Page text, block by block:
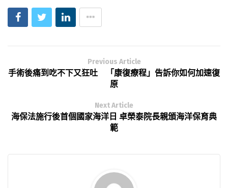
Previous Article
手術後痛到吃不下又狂吐 「康復療程」告訴你如何加速復
原
Next Article
海保法施行後首個國家海洋日 卓榮泰院長親頒海洋保育典
範